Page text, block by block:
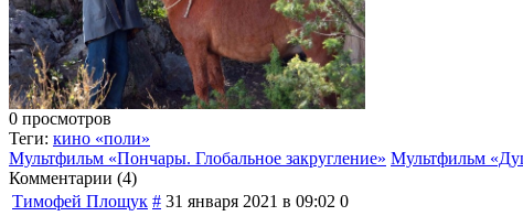
0 просмотров
Теги: кино «поли»
Мультфильм «Пончары. Глобальное закругление» Мультфильм
Комментарии (4)
Тимофей Площук # 31 января 2021 в 09:02 0